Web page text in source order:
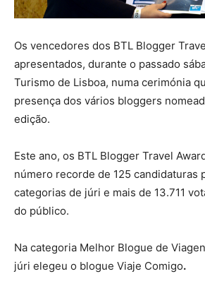
Os vencedores dos BTL Blogger
apresentados, durante o passado
Turismo de Lisboa, numa cerimónia
presença dos vários bloggers
edição.
Este ano, os BTL Blogger Travel
número recorde de 125 candidaturas
categorias de júri e mais de 13.711
do público.
Na categoria Melhor Blogue de
júri elegeu o blogue Viaje Comigo.